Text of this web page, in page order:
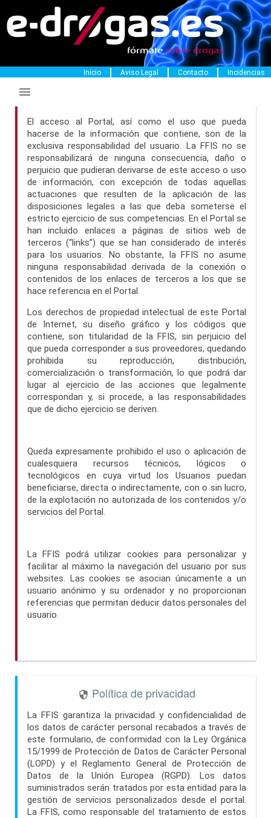
Inicio Aviso Legal Contacto Incidencias

El acceso al Portal, así como el uso que pueda
hacerse de la información que contiene, son de la
exclusiva responsabilidad del usuario. La FFIS no se
responsabilizará de ninguna consecuencia, daño o
perjuicio que pudieran derivarse de este acceso o uso
de información, con excepción de todas aquellas
actuaciones que resulten de la aplicación de las
disposiciones legales a las que deba someterse el
estricto ejercicio de sus competencias. En el Portal se
han incluido enlaces a páginas de sitios web de
terceros (“links”) que se han considerado de interés
para los usuarios. No obstante, la FFIS no asume
ninguna responsabilidad derivada de la conexión o
contenidos de los enlaces de terceros a los que se
hace referencia en el Portal.
Los derechos de propiedad intelectual de este Portal
de Internet, su diseño gráfico y los códigos que
contiene, son titularidad de la FFIS, sin perjuicio del
que pueda corresponder a sus proveedores, quedando
prohibida su reproducción, distribución,
comercialización o transformación, lo que podrá dar
lugar al ejercicio de las acciones que legalmente
correspondan y, si procede, a las responsabilidades
que de dicho ejercicio se deriven.
Queda expresamente prohibido el uso o aplicación de
cualesquiera recursos técnicos, lógicos o
tecnológicos en cuya virtud los Usuarios puedan
beneficiarse, directa o indirectamente, con o sin lucro,
de la explotación no autorizada de los contenidos y/o
servicios del Portal.
La FFIS podrá utilizar cookies para personalizar y
facilitar al máximo la navegación del usuario por sus
websites. Las cookies se asocian únicamente a un
usuario anónimo y su ordenador y no proporcionan
referencias que permitan deducir datos personales del
usuario.
 Política de privacidad
La FFIS garantiza la privacidad y confidencialidad de
los datos de carácter personal recabados a través de
este formulario, de conformidad con la Ley Orgánica
15/1999 de Protección de Datos de Carácter Personal
(LOPD) y el Reglamento General de Protección de
Datos de la Unión Europea (RGPD). Los datos
suministrados serán tratados por esta entidad para la
gestión de servicios personalizados desde el portal.
La FFIS, como responsable del tratamiento de estos